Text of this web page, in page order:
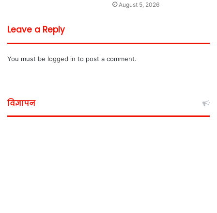
August 5, 2026
Leave a Reply
You must be logged in to post a comment.
विज्ञापन